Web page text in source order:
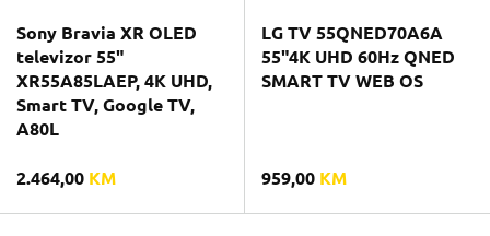
Sony Bravia XR OLED
televizor 55"
XR55A85LAEP, 4K UHD,
Smart TV, Google TV,
A80L
2.464,00 KM
LG TV 55QNED70A6A
55"4K UHD 60Hz QNED
SMART TV WEB OS
959,00 KM